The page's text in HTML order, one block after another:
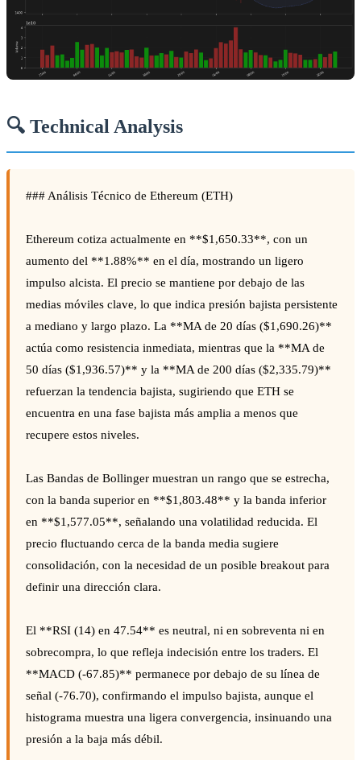
🔍 Technical Analysis
### Análisis Técnico de Ethereum (ETH)
Ethereum cotiza actualmente en **$1,650.33**, con un
aumento del **1.88%** en el día, mostrando un ligero
impulso alcista. El precio se mantiene por debajo de las
medias móviles clave, lo que indica presión bajista persistente
a mediano y largo plazo. La **MA de 20 días ($1,690.26)**
actúa como resistencia inmediata, mientras que la **MA de
50 días ($1,936.57)** y la **MA de 200 días ($2,335.79)**
refuerzan la tendencia bajista, sugiriendo que ETH se
encuentra en una fase bajista más amplia a menos que
recupere estos niveles.
Las Bandas de Bollinger muestran un rango que se estrecha,
con la banda superior en **$1,803.48** y la banda inferior
en **$1,577.05**, señalando una volatilidad reducida. El
precio fluctuando cerca de la banda media sugiere
consolidación, con la necesidad de un posible breakout para
definir una dirección clara.
El **RSI (14) en 47.54** es neutral, ni en sobreventa ni en
sobrecompra, lo que refleja indecisión entre los traders. El
**MACD (-67.85)** permanece por debajo de su línea de
señal (-76.70), confirmando el impulso bajista, aunque el
histograma muestra una ligera convergencia, insinuando una
presión a la baja más débil.